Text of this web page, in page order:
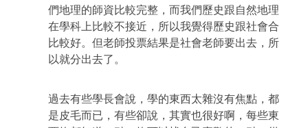
們地理的師資比較完整，而我們歷史跟自然地理
在學科上比較不接近，所以我覺得歷史跟社會合
比較好。但老師投票結果是社會老師要出去，所
以就分出去了。
過去有些學長會說，學的東西太雜沒有焦點，都
是皮毛而已，有些卻說，其實也很好啊，每些東